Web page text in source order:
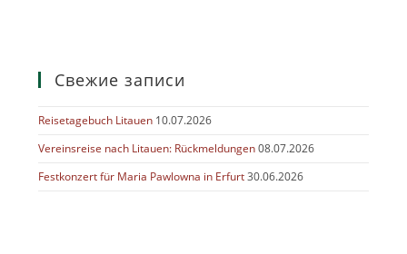
Свежие записи
Reisetagebuch Litauen 10.07.2026
Vereinsreise nach Litauen: Rückmeldungen 08.07.2026
Festkonzert für Maria Pawlowna in Erfurt 30.06.2026